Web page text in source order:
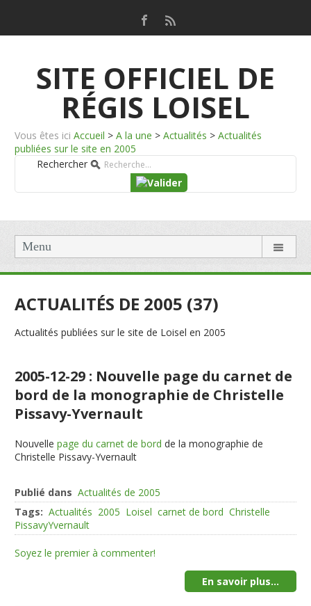
SITE OFFICIEL DE
RÉGIS LOISEL
Vous êtes ici Accueil > A la une > Actualités > Actualités
publiées sur le site en 2005
Rechercher
Menu
ACTUALITÉS DE 2005 (37)
Actualités publiées sur le site de Loisel en 2005
2005-12-29 : Nouvelle page du carnet de
bord de la monographie de Christelle
Pissavy-Yvernault
Nouvellepage du carnet de bord de la monographie de
Christelle Pissavy-Yvernault
Publié dans Actualités de 2005
Tags: Actualités 2005 Loisel carnet de bord Christelle
PissavyYvernault
Soyez le premier à commenter!
En savoir plus...